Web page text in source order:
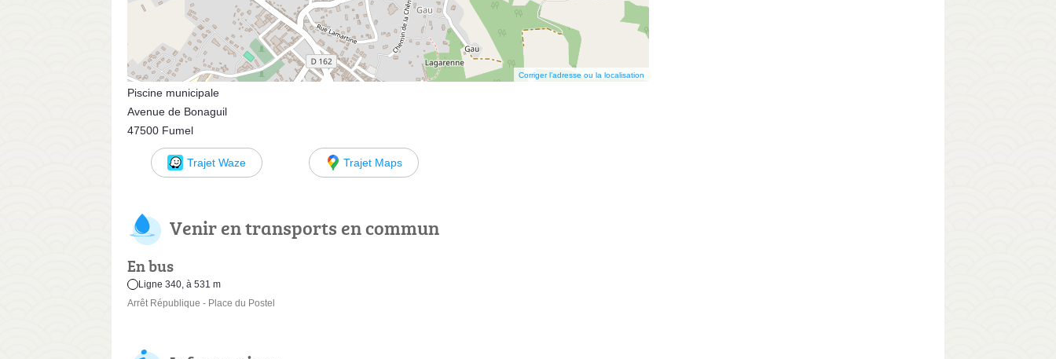
Corriger l’adresse ou la localisation
Piscine municipale
Avenue de Bonaguil
47500 Fumel
Trajet Waze Trajet Maps
Venir en transports en commun
En bus
Ligne 340, à 531 m
Arrêt République - Place du Postel